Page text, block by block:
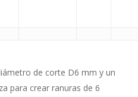
de corte D6 mm y un
para crear ranuras de 6